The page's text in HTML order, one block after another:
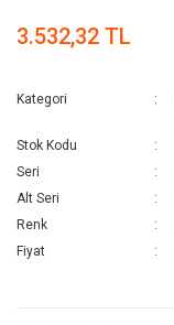
3.532,32 TL
Kategori
Stok Kodu
Seri
Alt Seri
Renk
Fiyat